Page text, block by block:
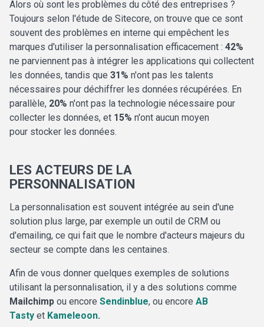
Alors où sont les problèmes du côté des entreprises ?
Toujours selon l'étude de Sitecore, on trouve que ce sont
souvent des problèmes en interne qui empêchent les
marques d'utiliser la personnalisation efficacement : 42%
ne parviennent pas à intégrer les applications qui collectent
les données, tandis que 31% n'ont pas les talents
nécessaires pour déchiffrer les données récupérées. En
parallèle, 20% n'ont pas la technologie nécessaire pour
collecter les données, et 15% n'ont aucun moyen
pour stocker les données.
LES ACTEURS DE LA
PERSONNALISATION
La personnalisation est souvent intégrée au sein d'une
solution plus large, par exemple un outil de CRM ou
d'emailing, ce qui fait que le nombre d'acteurs majeurs du
secteur se compte dans les centaines.
Afin de vous donner quelques exemples de solutions
utilisant la personnalisation, il y a des solutions comme
Mailchimp ou encore Sendinblue, ou encore AB
Tasty et Kameleoon.